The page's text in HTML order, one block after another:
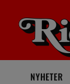
NYHETER